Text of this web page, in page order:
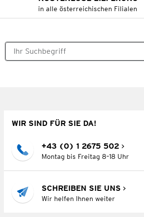
in alle österreichischen Filialen
WIR SIND FÜR SIE DA!
+43 (0) 1 2675 502
Montag bis Freitag 8–18 Uhr
SCHREIBEN SIE UNS
Wir helfen Ihnen weiter